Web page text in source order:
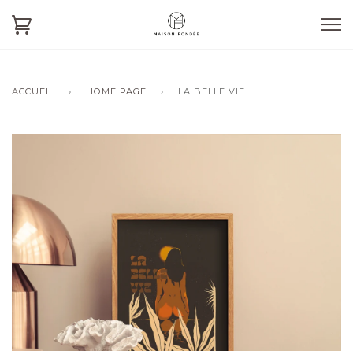
ACCUEIL › HOME PAGE › LA BELLE VIE